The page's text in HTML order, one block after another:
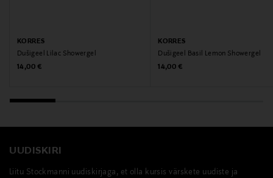
KORRES
Dušigeel Lilac Showergel
Original Price
14,00 €
KORRES
Dušigeel Basil Lemon Showergel
Original Price
14,00 €
UUDISKIRI
Liitu Stockmanni uudiskirjaga, et olla kursis värskete uudiste ja